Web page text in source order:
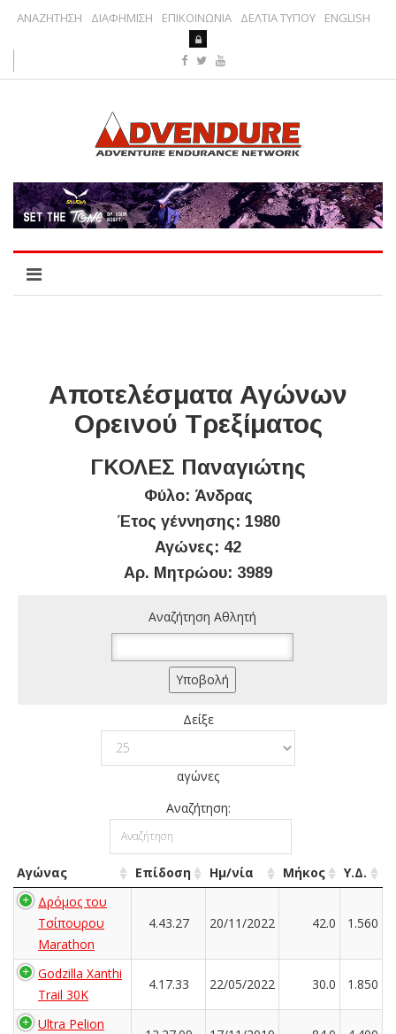
ΑΝΑΖΗΤΗΣΗ ΔΙΑΦΗΜΙΣΗ ΕΠΙΚΟΙΝΩΝΙΑ ΔΕΛΤΙΑ ΤΥΠΟΥ ENGLISH
Αποτελέσματα Αγώνων
Ορεινού Τρεξίματος
ΓΚΟΛΕΣ Παναγιώτης
Φύλο: Άνδρας
Έτος γέννησης: 1980
Αγώνες: 42
Αρ. Μητρώου: 3989
Αναζήτηση Αθλητή
Δείξε
αγώνες
Αναζήτηση:
Αγώνας Επίδοση Ημ/νία Μήκος
Υ.Δ.
Δρόμος του
Τσίπουρου
Marathon
4.43.27 20/11/2022 42.0 1.560
Godzilla Xanthi
Trail 30K
4.17.33 22/05/2022 30.0 1.850
Ultra Pelion